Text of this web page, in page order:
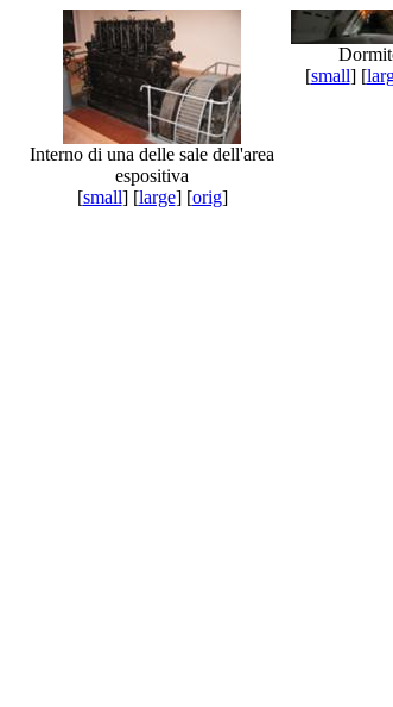
Interno di una delle sale dell'area
espositiva
[small] [large] [orig]
[small] [